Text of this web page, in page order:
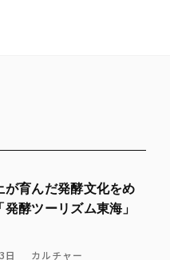
が育んだ発酵文化をめ
発酵ツーリズム東海」
日 カルチャー